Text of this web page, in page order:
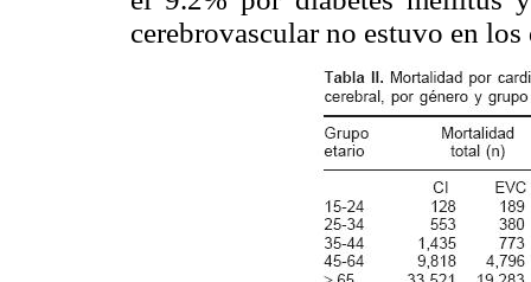
cerebrovascular no estuvo en